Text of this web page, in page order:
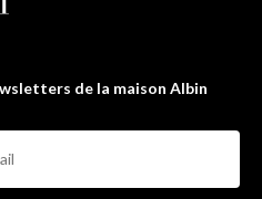
de la maison Albin